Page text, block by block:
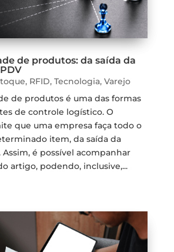
de produtos: da saída da
, RFID, Tecnologia, Varejo
de produtos é uma das formas
de controle logístico. O
que uma empresa faça todo o
item, da saída da
Assim, é possível acompanhar
artigo, podendo, inclusive,...